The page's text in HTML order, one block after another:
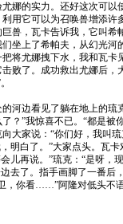
娜的实力。还好这次可
用它可以为召唤兽增添许
兽，瓦卡告诉我，它叫
坐上了希帕夫，从幻光
将尤娜拽下水，我和瓦
败了。成功救出尤娜后
边看见了躺在地上的琉
？”我惊喜不已。“都是
大家说：“你们好，我叫
明白了。”大家点头。瓦
儿再说。”琉克：“是呀，
去了。指手画脚了一番后
，你看……”阿隆对低头不